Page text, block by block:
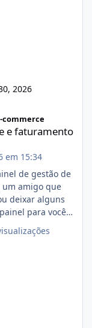
2026
commerce
e faturamento
em 15:34
de gestão de
amigo que
deixar alguns
para vocês
conta com